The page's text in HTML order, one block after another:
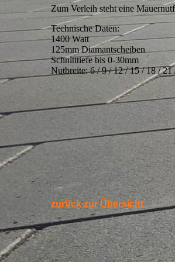
Zum Verleih steht eine
Technische Daten:
1400 Watt
125mm Diamantscheiben
Schnitttiefe bis 0-30mm
Nutbreite: 6 / 9 / 12 / 15 / 18 /
zurück zur Übersicht